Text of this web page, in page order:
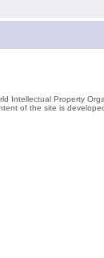
Intellectual Property
of the site is